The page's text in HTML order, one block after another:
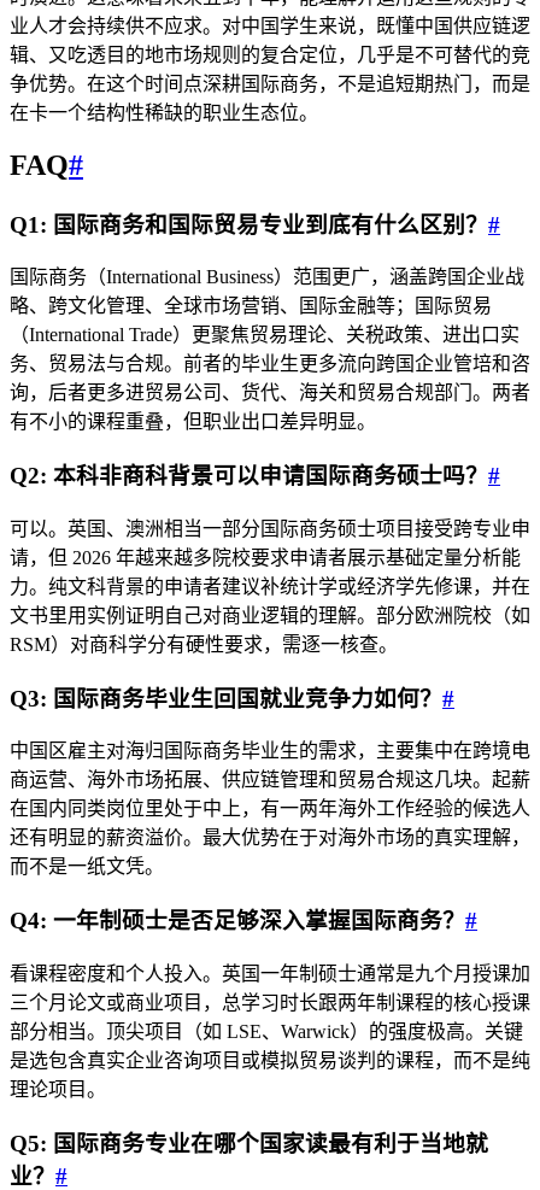
业人才会持续供不应求。对中国学生来说，既懂中国供应链逻
辑、又吃透目的地市场规则的复合定位，几乎是不可替代的竞
争优势。在这个时间点深耕国际商务，不是追短期热门，而是
在卡一个结构性稀缺的职业生态位。
FAQ#
Q1: 国际商务和国际贸易专业到底有什么区别？ #
国际商务（International Business）范围更广，涵盖跨国企业战
略、跨文化管理、全球市场营销、国际金融等；国际贸易
（International Trade）更聚焦贸易理论、关税政策、进出口实
务、贸易法与合规。前者的毕业生更多流向跨国企业管培和咨
询，后者更多进贸易公司、货代、海关和贸易合规部门。两者
有不小的课程重叠，但职业出口差异明显。
Q2: 本科非商科背景可以申请国际商务硕士吗？ #
可以。英国、澳洲相当一部分国际商务硕士项目接受跨专业申
请，但 2026 年越来越多院校要求申请者展示基础定量分析能
力。纯文科背景的申请者建议补统计学或经济学先修课，并在
文书里用实例证明自己对商业逻辑的理解。部分欧洲院校（如
RSM）对商科学分有硬性要求，需逐一核查。
Q3: 国际商务毕业生回国就业竞争力如何？ #
中国区雇主对海归国际商务毕业生的需求，主要集中在跨境电
商运营、海外市场拓展、供应链管理和贸易合规这几块。起薪
在国内同类岗位里处于中上，有一两年海外工作经验的候选人
还有明显的薪资溢价。最大优势在于对海外市场的真实理解，
而不是一纸文凭。
Q4: 一年制硕士是否足够深入掌握国际商务？ #
看课程密度和个人投入。英国一年制硕士通常是九个月授课加
三个月论文或商业项目，总学习时长跟两年制课程的核心授课
部分相当。顶尖项目（如 LSE、Warwick）的强度极高。关键
是选包含真实企业咨询项目或模拟贸易谈判的课程，而不是纯
理论项目。
Q5: 国际商务专业在哪个国家读最有利于当地就
业？ #